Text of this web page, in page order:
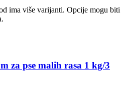
ima više varijanti. Opcije mogu biti
za pse malih rasa 1 kg/3